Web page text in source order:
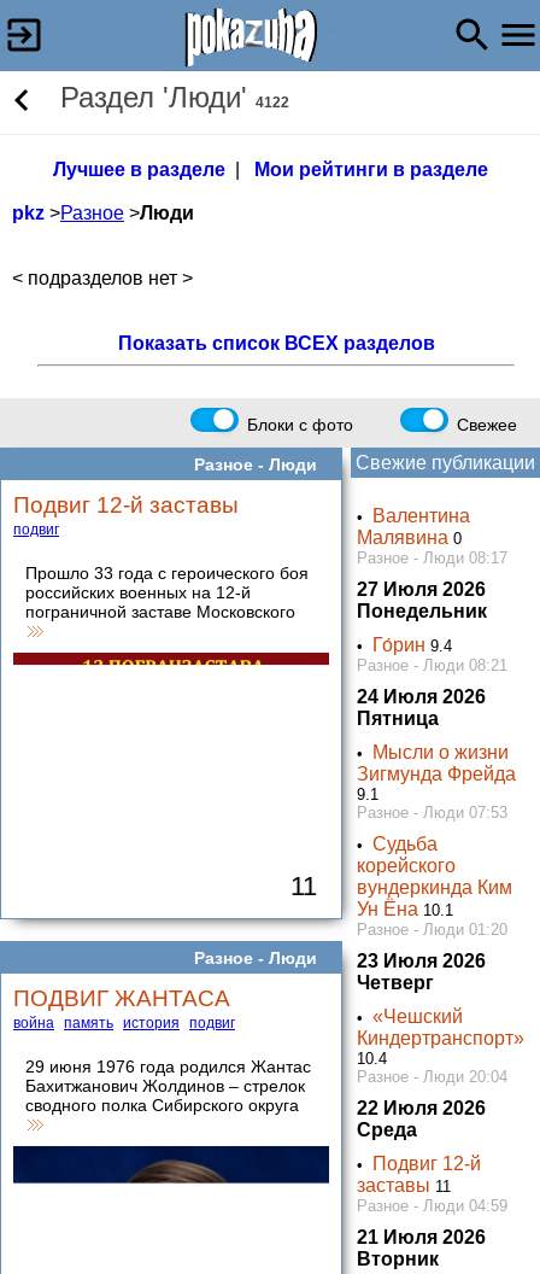
Раздел 'Люди' 4122
Лучшее в разделе| Мои рейтинги в разделе
pkz >Разное >Люди
< подразделов нет >
Показать список ВСЕХ разделов
Блоки с фото Свежее
Разное -Люди
Подвиг 12-й заставы
подвиг
Прошло 33 года с героического боя
российских военных на 12-й
пограничной заставе Московского
11
Разное -Люди
ПОДВИГ ЖАНТАСА
война память история подвиг
29 июня 1976 года родился Жантас
Бахитжанович Жолдинов – стрелок
сводного полка Сибирского округа
Свежие публикации
•
Валентина
Малявина0
Разное - Люди 08:17
27 Июля 2026
Понедельник
• Го́рин9.4
Разное - Люди 08:21
24 Июля 2026
Пятница
•
Мысли о жизни
Зигмунда Фрейда
9.1
Разное - Люди 07:53
•Cудьба
корейского
вундеркинда Ким
Ун Ёна 10.1
Разное - Люди 01:20
23 Июля 2026
Четверг
•«Чешский
Киндертранспорт»
10.4
Разное - Люди 20:04
22 Июля 2026
Среда
•
Подвиг 12-й
заставы 11
Разное - Люди 04:59
21 Июля 2026
Вторник